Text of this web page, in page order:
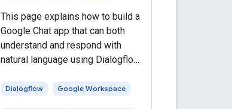
This page explains how to build a
Google Chat app that can both
understand and respond with
natural language using Dialogflow.
which has a direct integration with
Dialogflow Google Workspace